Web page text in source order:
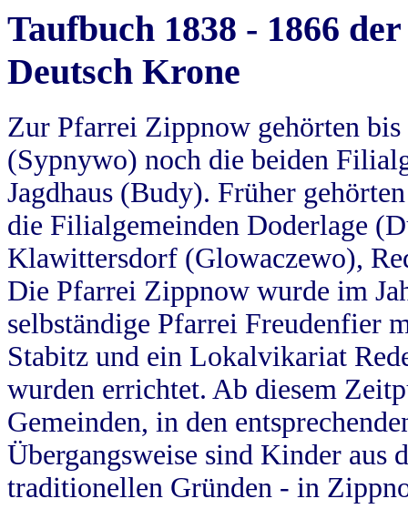
Taufbuch 1838 - 1866
Deutsch Krone
Zur Pfarrei Zippnow gehörten
(Sypnywo) noch die beiden
Jagdhaus (Budy). Früher
die Filialgemeinden Doderlage
Klawittersdorf (Glowaczewo),
Die Pfarrei Zippnow wurde im
selbständige Pfarrei Freudenfier
Stabitz und ein Lokalvikariat
wurden errichtet. Ab diesem
Gemeinden, in den
Übergangsweise sind Kinder aus
traditionellen Gründen - in